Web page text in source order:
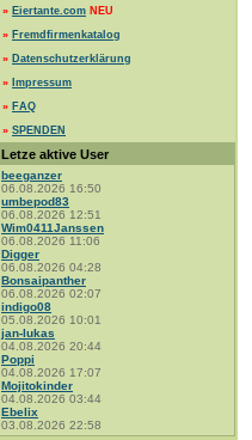
» Eiertante.com NEU
» Fremdfirmenkatalog
» Datenschutzerklärung
» Impressum
» FAQ
» SPENDEN
Letze aktive User
beeganzer
06.08.2026 16:50
umbepod83
06.08.2026 12:51
Wim0411Janssen
06.08.2026 11:06
Digger
06.08.2026 04:28
Bonsaipanther
06.08.2026 02:07
indigo08
05.08.2026 10:01
jan-lukas
04.08.2026 20:44
Poppi
04.08.2026 17:07
Mojitokinder
04.08.2026 03:44
Ebelix
03.08.2026 22:58